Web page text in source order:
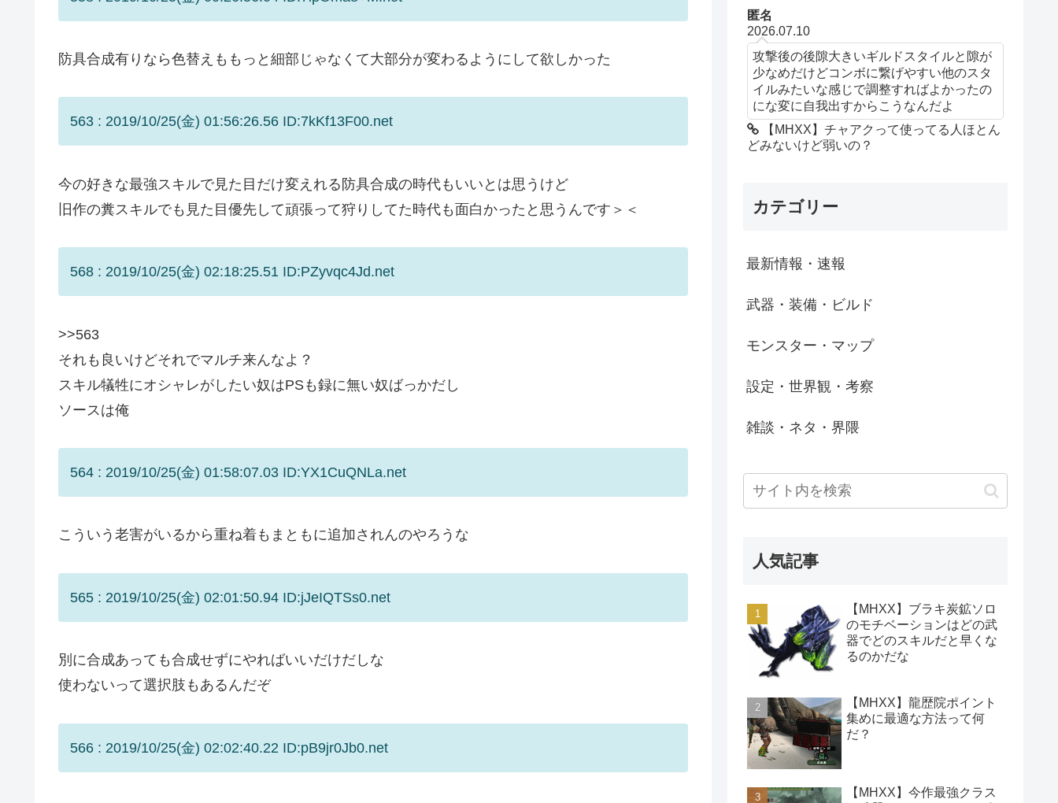
防具合成有りなら色替えももっと細部じゃなくて大部分が変わるようにして欲しかった
563 : 2019/10/25(金) 01:56:26.56 ID:7kKf13F00.net
今の好きな最強スキルで見た目だけ変えれる防具合成の時代もいいとは思うけど
旧作の糞スキルでも見た目優先して頑張って狩りしてた時代も面白かったと思うんです＞＜
568 : 2019/10/25(金) 02:18:25.51 ID:PZyvqc4Jd.net
>>563
それも良いけどそれでマルチ来んなよ？
スキル犠牲にオシャレがしたい奴はPSも録に無い奴ばっかだし
ソースは俺
564 : 2019/10/25(金) 01:58:07.03 ID:YX1CuQNLa.net
こういう老害がいるから重ね着もまともに追加されんのやろうな
565 : 2019/10/25(金) 02:01:50.94 ID:jJeIQTSs0.net
別に合成あっても合成せずにやればいいだけだしな
使わないって選択肢もあるんだぞ
566 : 2019/10/25(金) 02:02:40.22 ID:pB9jr0Jb0.net
匿名
2026.07.10
攻撃後の後隙大きいギルドスタイルと隙が
少なめだけどコンボに繋げやすい他のスタ
イルみたいな感じで調整すればよかったの
にな変に自我出すからこうなんだよ
【MHXX】チャアクって使ってる人ほとん
どみないけど弱いの？
カテゴリー
最新情報・速報
武器・装備・ビルド
モンスター・マップ
設定・世界観・考察
雑談・ネタ・界隈
人気記事
【MHXX】ブラキ炭鉱ソロ
のモチベーションはどの武
器でどのスキルだと早くな
るのかだな
【MHXX】龍歴院ポイント
集めに最適な方法って何
だ？
【MHXX】今作最強クラス